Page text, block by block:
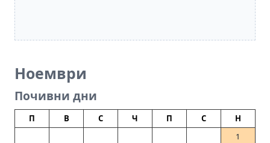
Ноември
Почивни дни
П В С Ч П С
Н
1